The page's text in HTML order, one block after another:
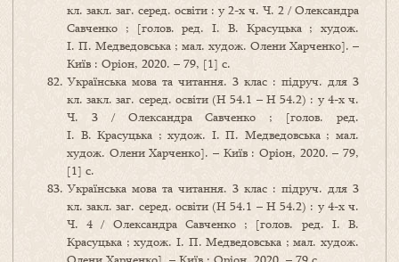
кл. закл. заг. серед. освіти : у 2-х ч. Ч. 2 / Олександра
Савченко ; [голов. ред. І. В. Красуцька ; худож.
І. П. Медведовська ; мал. худож. Олени Харченко]. –
Київ : Оріон, 2020. – 79, [1] с.
Українська мова та читання. 3 клас : підруч. для 3
кл. закл. заг. серед. освіти (Н 54.1 – Н 54.2) : у 4-х ч.
Ч. 3 / Олександра Савченко ; [голов. ред.
І. В. Красуцька ; худож. І. П. Медведовська ; мал.
худож. Олени Харченко]. – Київ : Оріон, 2020. – 79,
[1] с.
Українська мова та читання. 3 клас : підруч. для 3
кл. закл. заг. серед. освіти (Н 54.1 – Н 54.2) : у 4-х ч.
Ч. 4 / Олександра Савченко ; [голов. ред. І. В.
Красуцька ; худож. І. П. Медведовська ; мал. худож.